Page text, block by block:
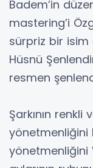
Badem’in
mastering’i
sürpriz bir
Hüsnü
resmen
Şarkının
yönetmenliğini
yönetmenliğini